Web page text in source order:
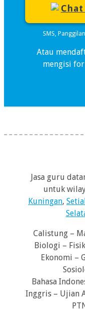
SMS,
Atau
mengisi
Jasa guru
untuk
Kuningan,
Calistung –
Biologi –
Ekonomi –
Bahasa
Inggris – Ujian